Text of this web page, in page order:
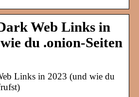
Web Links in
du .onion-Seiten
Links in 2023 (und wie du